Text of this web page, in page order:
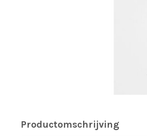
Productomschrijving